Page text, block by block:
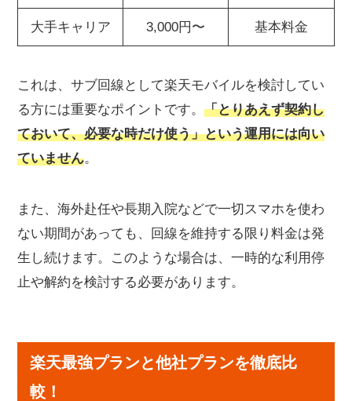
大手キャリア 3,000円〜 基本料金
これは、サブ回線として楽天モバイルを検討してい
る方には重要なポイントです。 「とりあえず契約し
ておいて、必要な時だけ使う」という運用には向い
ていません。
また、海外赴任や長期入院などで一切スマホを使わ
ない期間があっても、回線を維持する限り料金は発
生し続けます。このような場合は、一時的な利用停
止や解約を検討する必要があります。
楽天最強プランと他社プランを徹底比
較！